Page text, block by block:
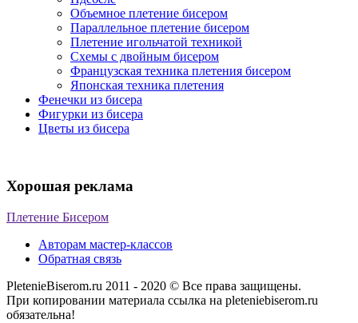
Объемное плетение бисером
Параллельное плетение бисером
Плетение игольчатой техникой
Схемы с двойным бисером
Французская техника плетения бисером
Японская техника плетения
Фенечки из бисера
Фигурки из бисера
Цветы из бисера
Хорошая реклама
Плетение Бисером
Авторам мастер-классов
Обратная связь
PletenieBiserom.ru 2011 - 2020 © Все права защищены.
При копировании материала ссылка на pleteniebiserom.ru
обязательна!